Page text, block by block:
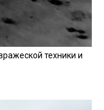
техники и